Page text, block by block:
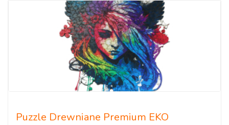
Puzzle Drewniane Premium EKO